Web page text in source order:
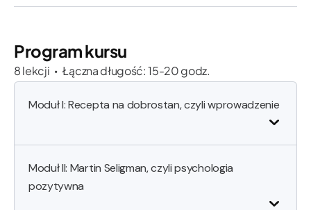
Program kursu
8 lekcji • Łączna długość: 15-20 godz.
Moduł I: Recepta na dobrostan, czyli wprowadzenie
Moduł II: Martin Seligman, czyli psychologia
pozytywna